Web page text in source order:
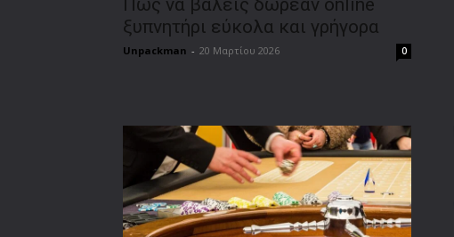
Πώς να βάλεις δωρεάν online
ξυπνητήρι εύκολα και γρήγορα
Unpackman - 20 Μαρτίου 2026 0